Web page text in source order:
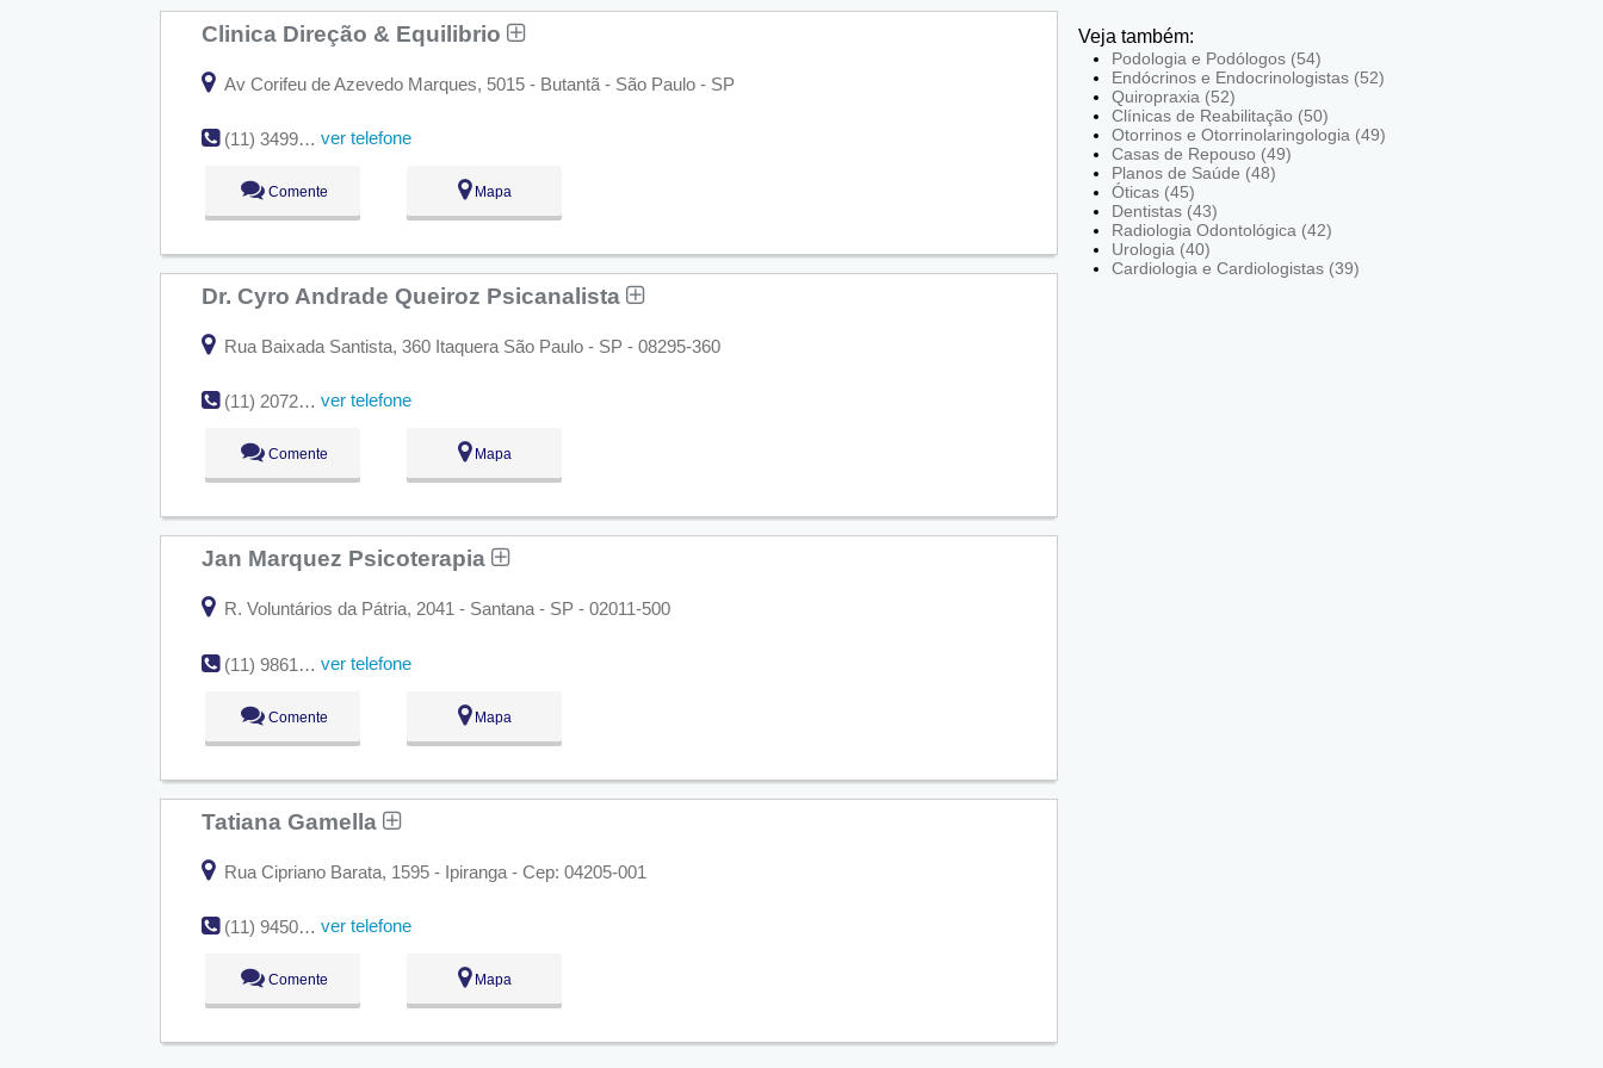
Clinica Direção & Equilibrio
Av Corifeu de Azevedo Marques, 5015 - Butantã - São Paulo - SP
(11) 3499-8888 ver telefone
Comente Mapa
Dr. Cyro Andrade Queiroz Psicanalista
Rua Baixada Santista, 360 Itaquera São Paulo - SP - 08295-360
(11) 2072-4076 ver telefone
Comente Mapa
Jan Marquez Psicoterapia
R. Voluntários da Pátria, 2041 - Santana - SP - 02011-500
(11) 98619-8796 ver telefone
Comente Mapa
Tatiana Gamella
Rua Cipriano Barata, 1595 - Ipiranga - Cep: 04205-001
(11) 94500-1849 ver telefone
Comente Mapa
Veja também:
Podologia e Podólogos (54)
Endócrinos e Endocrinologistas (52)
Quiropraxia (52)
Clínicas de Reabilitação (50)
Otorrinos e Otorrinolaringologia (49)
Casas de Repouso (49)
Planos de Saúde (48)
Óticas (45)
Dentistas (43)
Radiologia Odontológica (42)
Urologia (40)
Cardiologia e Cardiologistas (39)